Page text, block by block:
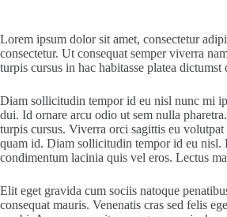
Lorem ipsum dolor sit amet, consectetur
consectetur. Ut consequat semper viverra
turpis cursus in hac habitasse platea
Diam sollicitudin tempor id eu nisl nunc mi
dui. Id ornare arcu odio ut sem nulla
turpis cursus. Viverra orci sagittis eu
quam id. Diam sollicitudin tempor id eu nisl.
condimentum lacinia quis vel eros. Lectus
Elit eget gravida cum sociis natoque
consequat mauris. Venenatis cras sed felis